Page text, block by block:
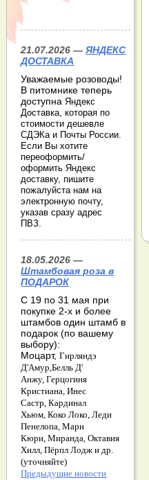
21.07.2026 —ЯНДЕКС
ДОСТАВКА
Уважаемые розоводы!
В питомнике теперь
доступнаЯндекс
Доставка, которая по
стоимости дешевле
СДЭКа и Почты России.
Если Вы хотите
переоформить/
оформить Яндекс
доставку, пишите
пожалуйста нам на
электронную почту,
указав сразу адрес
ПВЗ.
18.05.2026 —
Штамбовая роза в
ПОДАРОК
С 19 по 31 мая при
покупке 2-х и более
штамбов один штамб в
подарок (по вашему
выбору):
Моцарт,Гирляндэ
Д'Амур,Белль Д'
Анжу,Герцогиня
Кристиана,Инес
Састр,Кардинал
Хьюм,Коко Локо,Леди
Пенелопа,Мари
Кюри,Миранда,Октавия
Хилл,Пёрпл Лодж и др.
(уточняйте)
Предыдущие новости